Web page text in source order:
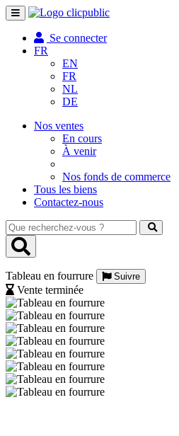
Toggle
navigation
Se connecter
FR
EN
FR
NL
DE
Nos ventes
En cours
À venir
Nos fonds de commerce
Tous les biens
Contactez-nous
Que
recherchez-
vous
Tableau en fourrure
Suivre
Vente terminée